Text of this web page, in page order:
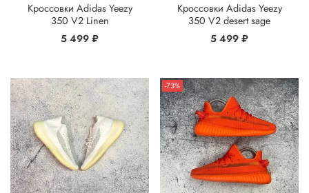
Кроссовки Adidas Yeezy
350 V2 Linen
5 499 ₽
Кроссовки Adidas Yeezy
350 V2 desert sage
5 499 ₽
-73%